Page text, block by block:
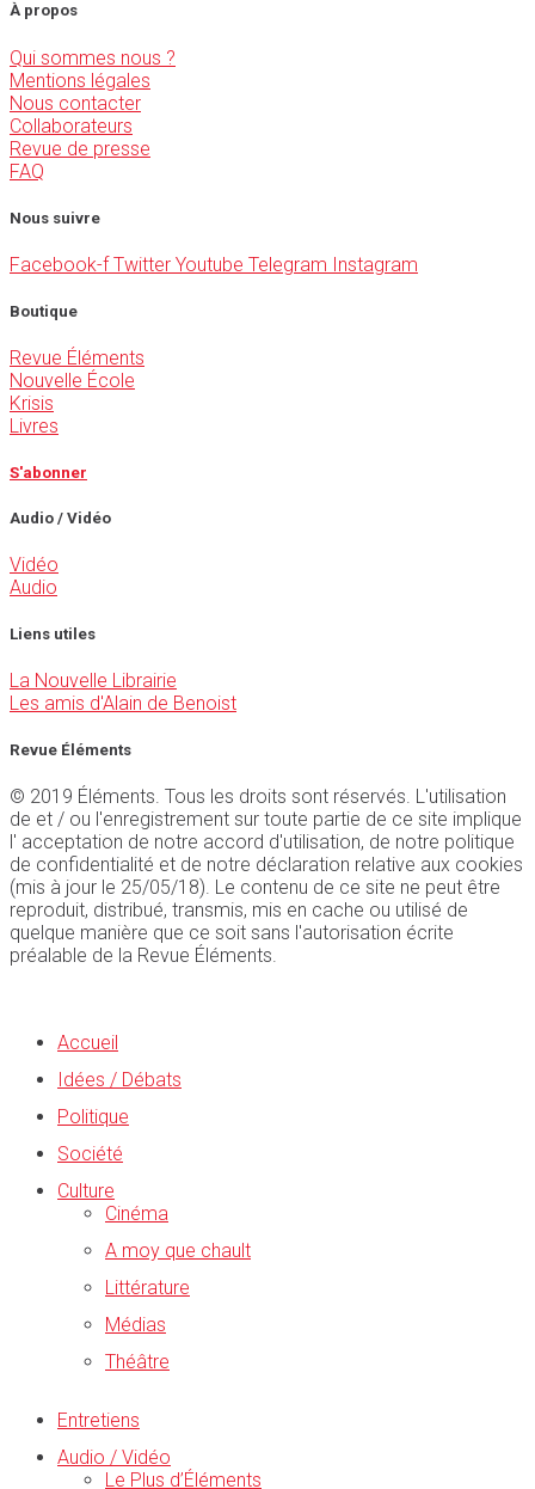
À propos
Qui sommes nous ?
Mentions légales
Nous contacter
Collaborateurs
Revue de presse
FAQ
Nous suivre
Facebook-f Twitter Youtube Telegram Instagram
Boutique
Revue Éléments
Nouvelle École
Krisis
Livres
S'abonner
Audio / Vidéo
Vidéo
Audio
Liens utiles
La Nouvelle Librairie
Les amis d'Alain de Benoist
Revue Éléments
© 2019 Éléments. Tous les droits sont réservés. L'utilisation
de et / ou l'enregistrement sur toute partie de ce site implique
l' acceptation de notre accord d'utilisation, de notre politique
de confidentialité et de notre déclaration relative aux cookies
(mis à jour le 25/05/18). Le contenu de ce site ne peut être
reproduit, distribué, transmis, mis en cache ou utilisé de
quelque manière que ce soit sans l'autorisation écrite
préalable de la Revue Éléments.
Accueil
Idées / Débats
Politique
Société
Culture
Cinéma
A moy que chault
Littérature
Médias
Théâtre
Entretiens
Audio / Vidéo
Le Plus d’Éléments